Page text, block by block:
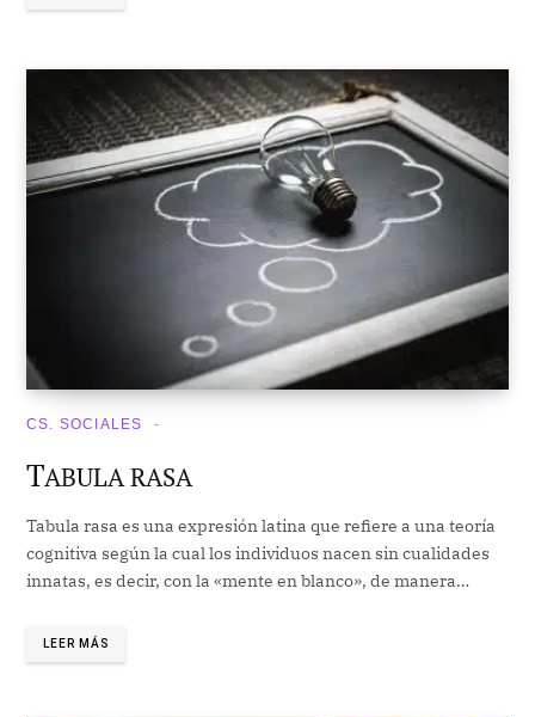
CS. SOCIALES
TABULA RASA
Tabula rasa es una expresión latina que refiere a una teoría
cognitiva según la cual los individuos nacen sin cualidades
innatas, es decir, con la «mente en blanco», de manera…
LEER MÁS